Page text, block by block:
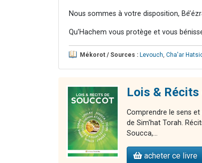
Nous sommes à votre disposition,
Qu’Hachem vous protège et vous
Mékorot / Sources : Levouch Cha'ar
Lois & Récits
Comprendre le sens
de Sim'hat Torah.
Soucca,...
acheter ce livre